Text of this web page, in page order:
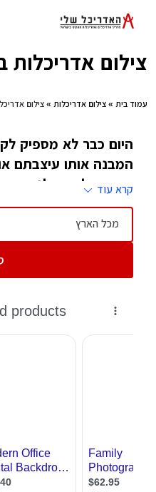
צילום אדריכלות
עמוד בית » צילום אדריכלות » צילום
היום כבר לא מספיק
המבנה אותו עיצבתם
אמורים לעבור לגור
ואת המשפחה. לכן
אדריכלות מובילים
בגלוייה
אחת ההתמחויות
אדריכלות. התמחות זו
הן בגלל הדרישה
המבנה מזוויות שונות,
פניםשלו בהיבטים
קרא עוד
מכל הארץ